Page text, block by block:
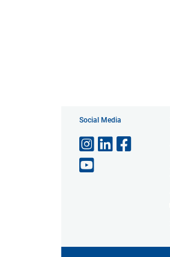
Social Media